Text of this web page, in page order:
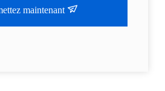
maintenant